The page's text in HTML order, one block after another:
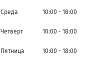
Среда 10:00 18:00
Четверг 10:00 18:00
Пятница 10:00 18:00